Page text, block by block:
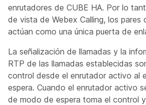
enrutadores de CUBE HA. Por lo
de vista de Webex Calling, los pares
actúan como una única puerta de
La señalización de llamadas y la
RTP de las llamadas establecidas
control desde el enrutador activo al
espera. Cuando el enrutador activo
de modo de espera toma el control